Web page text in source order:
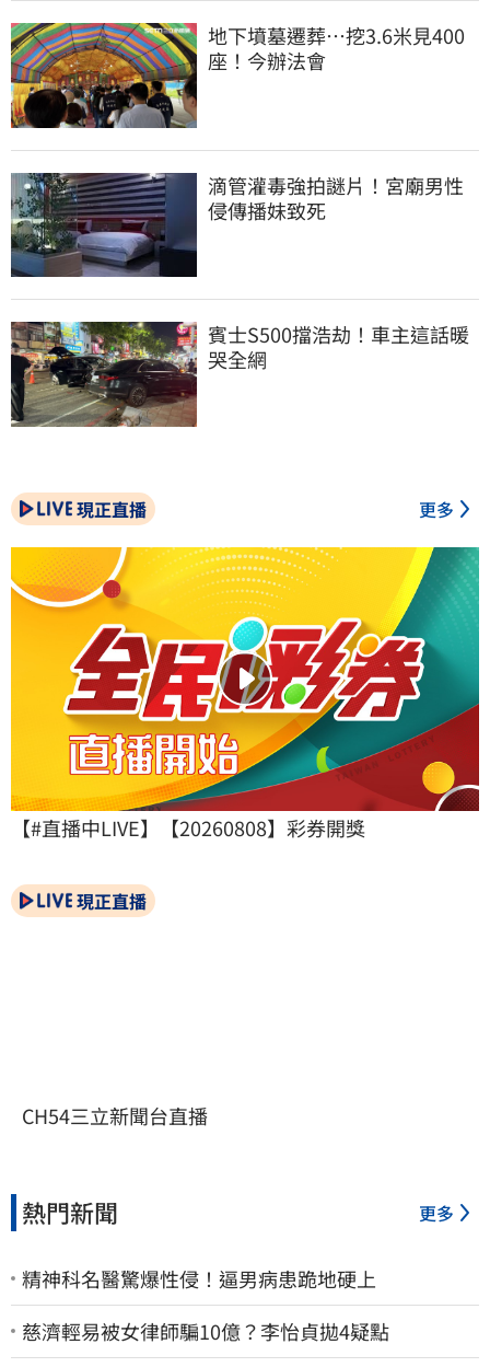
地下墳墓遷葬…挖3.6米見400
座！今辦法會
滴管灌毒強拍謎片！宮廟男性
侵傳播妹致死
賓士S500擋浩劫！車主這話暖
哭全網
現正直播 更多
【#直播中LIVE】【20260808】彩券開獎
現正直播
CH54三立新聞台直播
熱門新聞 更多
精神科名醫驚爆性侵！逼男病患跪地硬上
慈濟輕易被女律師騙10億？李怡貞拋4疑點